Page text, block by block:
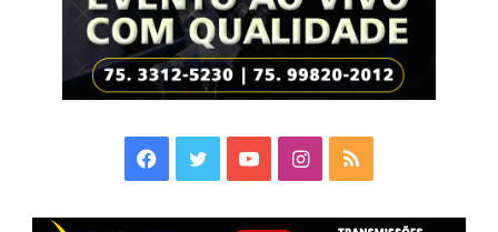
Facebook
TwitterYouTubeInstagram
RSS